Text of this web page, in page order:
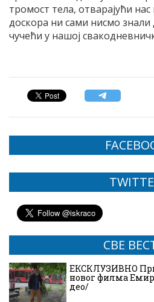
тромост тела, отварајући
доскора ни сами нисмо
чучећи у нашој
СВЕ
ЕКСКЛУЗИВНО
новог филма
део/